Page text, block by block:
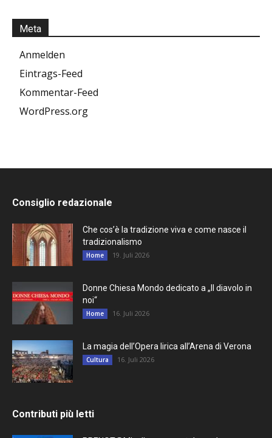
Meta
Anmelden
Eintrags-Feed
Kommentar-Feed
WordPress.org
Consiglio redazionale
Che cos’è la tradizione viva e come nasce il
tradizionalismo
Home 19. Juli 2026
Donne Chiesa Mondo dedicato a „Il diavolo in
noi“
Home 16. Juli 2026
La magia dell’Opera lirica all’Arena di Verona
Cultura 16. Juli 2026
Contributi più letti